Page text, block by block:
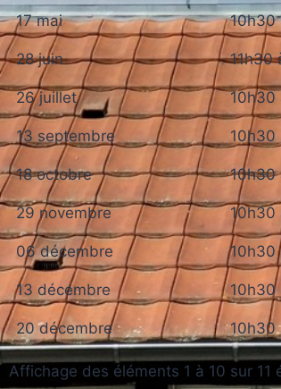
17 mai 10h30
28 juin 11h30
26 juillet 10h30
13 septembre 10h30
18 octobre 10h30
29 novembre 10h30
06 décembre 10h30
13 décembre 10h30
20 décembre 10h30
Affichage des éléments 1 à 10 sur 11